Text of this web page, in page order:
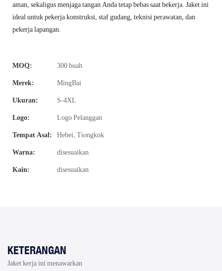
aman, sekaligus menjaga tangan Anda tetap bebas saat bekerja. Jaket ini
ideal untuk pekerja konstruksi, staf gudang, teknisi perawatan, dan
pekerja lapangan.
MOQ: 300 buah
Merek: MingBai
Ukuran: S-4XL
Logo: Logo Pelanggan
Tempat Asal: Hebei, Tiongkok
Warna: disesuaikan
Kain: disesuaikan
KETERANGAN
Jaket kerja ini menawarkan